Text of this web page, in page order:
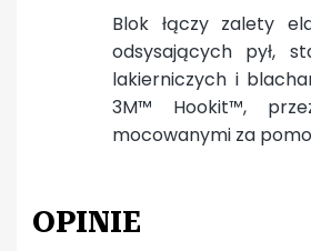
Blok łączy zalety
odsysających pył,
lakierniczych i
3M™ Hookit™,
mocowanymi za
OPINIE